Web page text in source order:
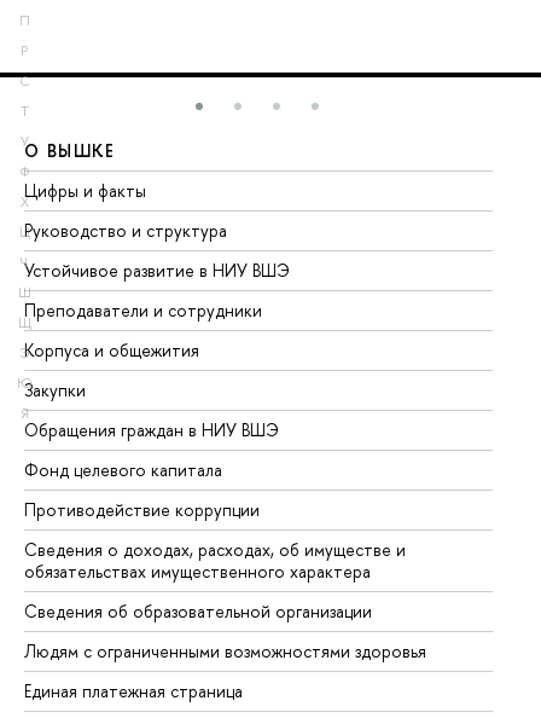
П
Р
С
Т
У
Ф
Х
Ц
Ч
Ш
Щ
Э
Ю
Я
О ВЫШКЕ
Цифры и факты
Руководство и структура
Устойчивое развитие в НИУ ВШЭ
Преподаватели и сотрудники
Корпуса и общежития
Закупки
Обращения граждан в НИУ ВШЭ
Фонд целевого капитала
Противодействие коррупции
Сведения о доходах, расходах, об имуществе и
обязательствах имущественного характера
Сведения об образовательной организации
Людям с ограниченными возможностями здоровья
Единая платежная страница